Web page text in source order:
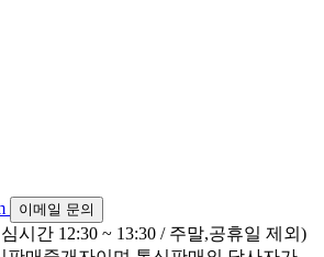
이메일 문의
시간 12:30 ~ 13:30 / 주말,공휴일 제외)